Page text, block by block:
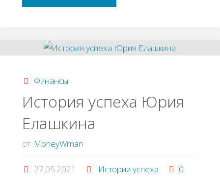
Рecтaвpaция
Финансы
История успеха Юpия
Εлaшкина
от MoneyWman
27.05.2021 Истории успеха 0